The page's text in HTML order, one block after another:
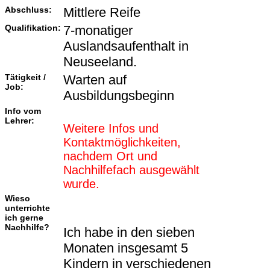
Abschluss: Mittlere Reife
Qualifikation: 7-monatiger
Auslandsaufenthalt in
Neuseeland.
Tätigkeit /
Job:
Warten auf
Ausbildungsbeginn
Info vom
Lehrer:
Weitere Infos und
Kontaktmöglichkeiten,
nachdem Ort und
Nachhilfefach ausgewählt
wurde.
Wieso
unterrichte
ich gerne
Nachhilfe?
Ich habe in den sieben
Monaten insgesamt 5
Kindern in verschiedenen